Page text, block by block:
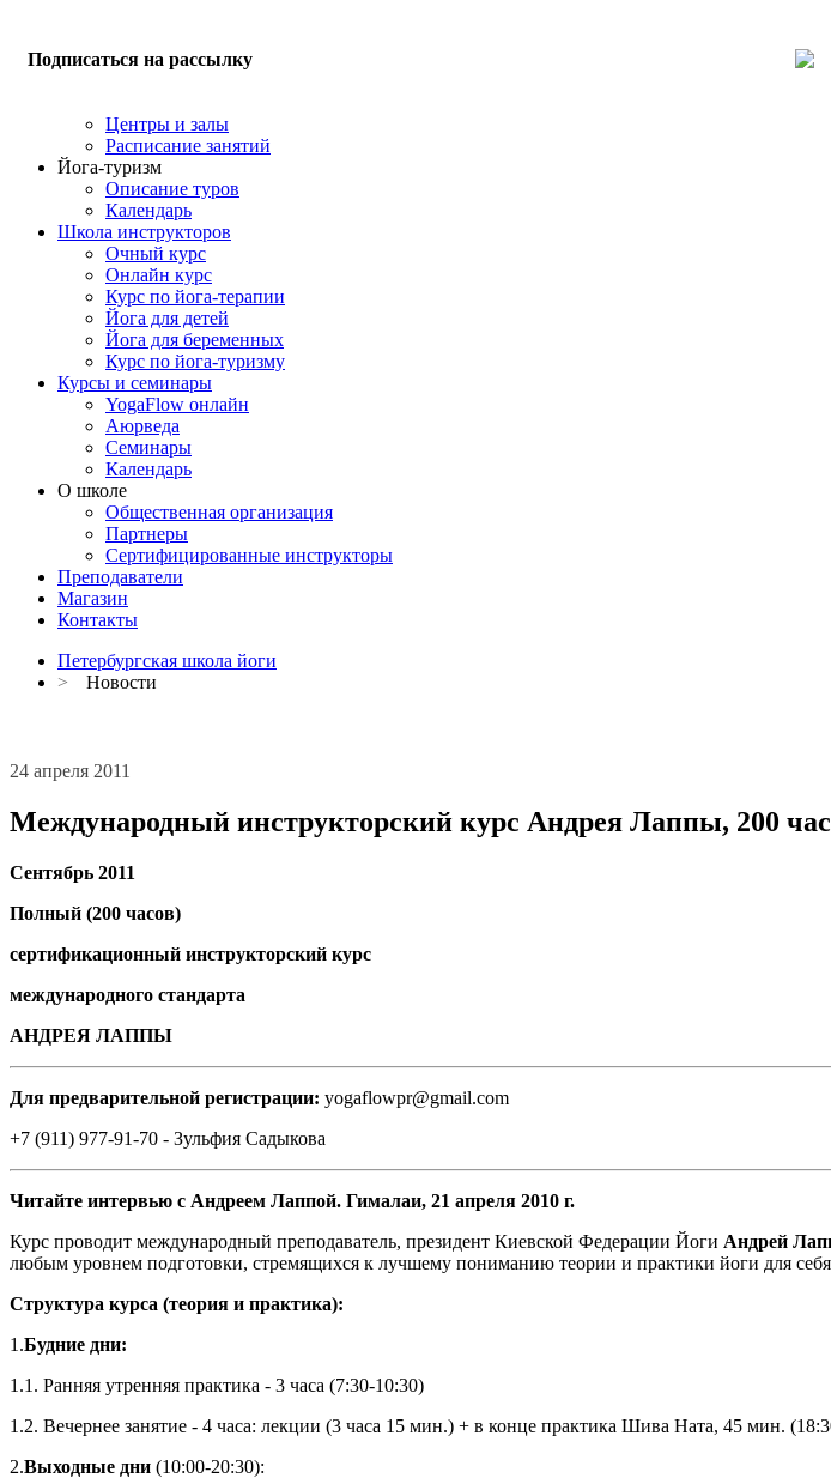
Подписаться на рассылку
Центры и залы
Расписание занятий
Йога-туризм
Описание туров
Календарь
Школа инструкторов
Очный курс
Онлайн курс
Курс по йога-терапии
Йога для детей
Йога для беременных
Курс по йога-туризму
Курсы и семинары
YogaFlow онлайн
Аюрведа
Семинары
Календарь
О школе
Общественная организация
Партнеры
Сертифицированные инструкторы
Преподаватели
Магазин
Контакты
Петербургская школа йоги
>
Новости
24 апреля 2011
Международный инструкторский курс Андрея Лаппы, 200
Сентябрь 2011
Полный (200 часов)
сертификационный инструкторский курс
международного стандарта
АНДРЕЯ ЛАППЫ
Для предварительной регистрации: yogaflowpr@gmail.com
+7 (911) 977-91-70 - Зульфия Садыкова
Читайте интервью с Андреем Лаппой. Гималаи, 21 апреля 2010 г.
Курс проводит международный преподаватель, президент Киевской Федерации Йоги Андрей
любым уровнем подготовки, стремящихся к лучшему пониманию теории и практики йоги для
Структура курса (теория и практика):
1.Будние дни:
1.1. Ранняя утренняя практика - 3 часа (7:30-10:30)
1.2. Вечернее занятие - 4 часа: лекции (3 часа 15 мин.) + в конце практика Шива Ната, 45 мин.
2.Выходные дни (10:00-20:30):